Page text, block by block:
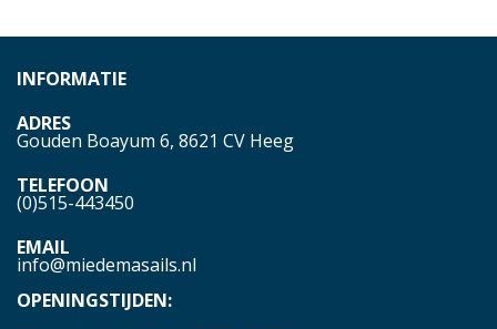
INFORMATIE
ADRES
Gouden Boayum 6, 8621 CV Heeg
TELEFOON
(0)515-443450
EMAIL
info@miedemasails.nl
OPENINGSTIJDEN: